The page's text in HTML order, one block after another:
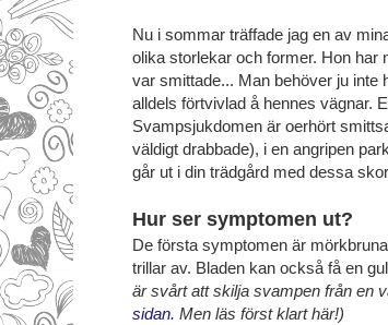
Nu i sommar träffade jag en av
olika storlekar och former. Hon har
var smittade... Man behöver ju inte
alldels förtvivlad å hennes vägnar.
Svampsjukdomen är oerhört
väldigt drabbade), i en angripen
går ut i din trädgård med dessa
Hur ser symptomen ut?
De första symptomen är
trillar av. Bladen kan också få en
är svårt att skilja svampen från en
sidan. Men läs först klart här!)